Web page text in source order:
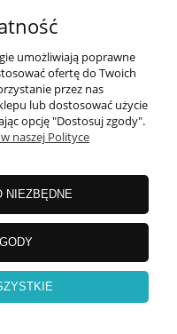
przykręcana
kabel USB, pin, szablon
zestaw śrub i wkrętów,
skrócony podręcznik
umożliwiają poprawne
ofertę do Twoich
przez nas
lub dostosować użycie
opcję "Dostosuj zgody".
naszej Polityce
NIEZBĘDNE